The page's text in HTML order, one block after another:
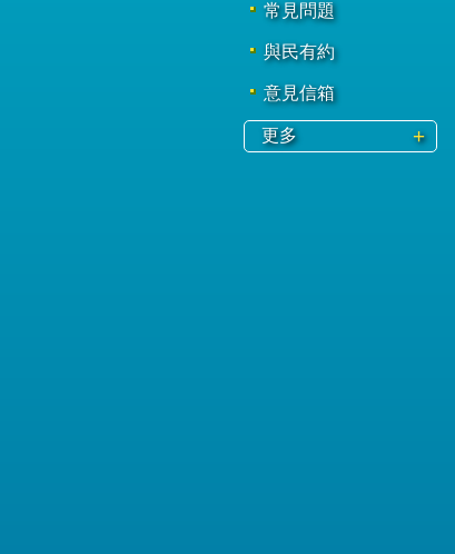
常見問題
與民有約
意見信箱
更多